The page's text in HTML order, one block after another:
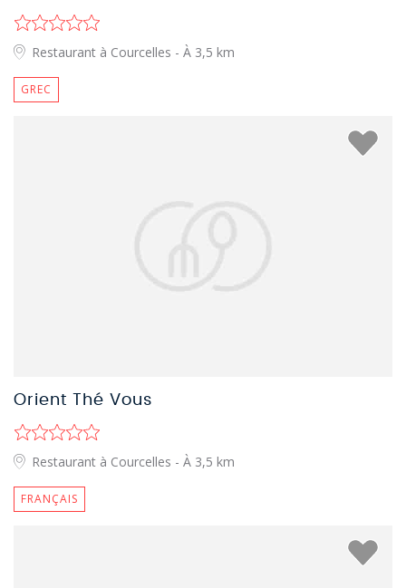
Restaurant à Courcelles - À 3,5 km
GREC
Orient Thé Vous
Restaurant à Courcelles - À 3,5 km
FRANÇAIS